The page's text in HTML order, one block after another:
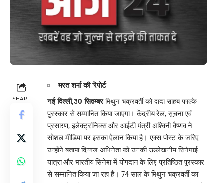
SHARE
भरत शर्मा की रिपोर्ट
नई दिल्ली,30 सितम्बरमिथुन चक्रवर्ती को दादा साहब फाल्के
पुरस्कार से सम्मानित किया जाएगा। केंद्रीय रेल, सूचना एवं
प्रसारण, इलेक्ट्रॉनिक्स और आईटी मंत्री अश्विनी वैष्णव ने
सोशल मीडिया पर इसका ऐलान किया है। एक्स पोस्ट के जरिए
उन्होंने बताया दिग्गज अभिनेता को उनकी उल्लेखनीय सिनेमाई
यात्रा और भारतीय सिनेमा में योगदान के लिए प्रतिष्ठित पुरस्कार
से सम्मानित किया जा रहा है। 74 साल के मिथुन चक्रवर्ती का